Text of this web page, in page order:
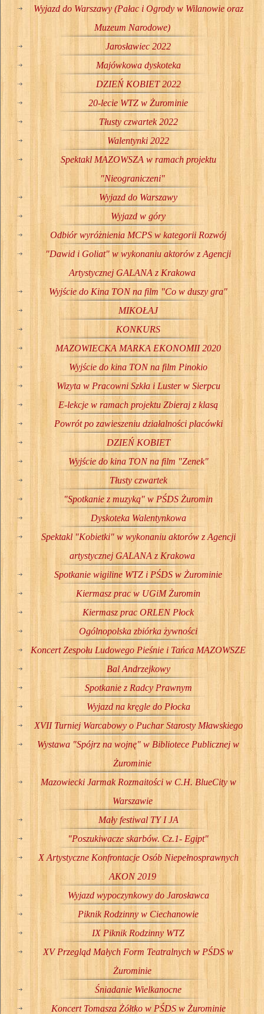
Wyjazd do Warszawy (Pałac i Ogrody w Wilanowie oraz
Muzeum Narodowe)
Jarosławiec 2022
Majówkowa dyskoteka
DZIEŃ KOBIET 2022
20-lecie WTZ w Żurominie
Tłusty czwartek 2022
Walentynki 2022
Spektakl MAZOWSZA w ramach projektu
"Nieograniczeni"
Wyjazd do Warszawy
Wyjazd w góry
Odbiór wyróżnienia MCPS w kategorii Rozwój
"Dawid i Goliat" w wykonaniu aktorów z Agencji
Artystycznej GALANA z Krakowa
Wyjście do Kina TON na film "Co w duszy gra"
MIKOŁAJ
KONKURS
MAZOWIECKA MARKA EKONOMII 2020
Wyjście do kina TON na film Pinokio
Wizyta w Pracowni Szkła i Luster w Sierpcu
E-lekcje w ramach projektu Zbieraj z klasą
Powrót po zawieszeniu działalności placówki
DZIEŃ KOBIET
Wyjście do kina TON na film "Zenek"
Tłusty czwartek
"Spotkanie z muzyką" w PŚDS Żuromin
Dyskoteka Walentynkowa
Spektakl "Kobietki" w wykonaniu aktorów z Agencji
artystycznej GALANA z Krakowa
Spotkanie wigiline WTZ i PŚDS w Żurominie
Kiermasz prac w UGiM Żuromin
Kiermasz prac ORLEN Płock
Ogólnopolska zbiórka żywności
Koncert Zespołu Ludowego Pieśnie i Tańca MAZOWSZE
Bal Andrzejkowy
Spotkanie z Radcy Prawnym
Wyjazd na kręgle do Płocka
XVII Turniej Warcabowy o Puchar Starosty Mławskiego
Wystawa "Spójrz na wojnę" w Bibliotece Publicznej w
Żurominie
Mazowiecki Jarmak Rozmaitości w C.H. BlueCity w
Warszawie
Mały festiwal TY I JA
"Poszukiwacze skarbów. Cz.1- Egipt"
X Artystyczne Konfrontacje Osób Niepełnosprawnych
AKON 2019
Wyjazd wypoczynkowy do Jarosławca
Piknik Rodzinny w Ciechanowie
IX Piknik Rodzinny WTZ
XV Przegląd Małych Form Teatralnych w PŚDS w
Żurominie
Śniadanie Wielkanocne
Koncert Tomasza Żółtko w PŚDS w Żurominie